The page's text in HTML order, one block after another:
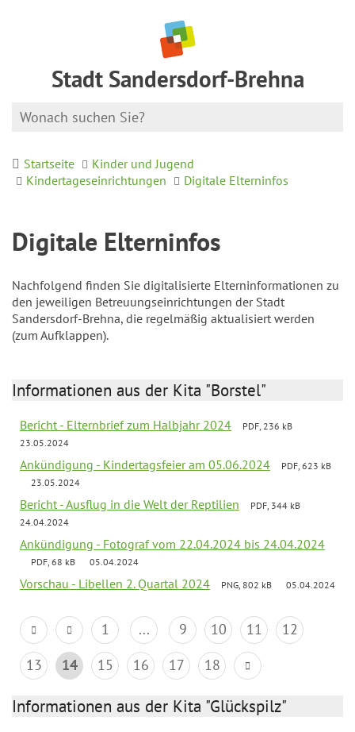
Stadt Sandersdorf-Brehna
Startseite
Kinder und Jugend
Kindertageseinrichtungen
Digitale Elterninfos
Digitale Elterninfos
Nachfolgend finden Sie digitalisierte Elterninformationen zu
den jeweiligen Betreuungseinrichtungen der Stadt
Sandersdorf-Brehna, die regelmäßig aktualisiert werden
(zum Aufklappen).
Informationen aus der Kita "Borstel"
Bericht - Elternbrief zum Halbjahr 2024
PDF, 236 kB
23.05.2024
Ankündigung - Kindertagsfeier am 05.06.2024
PDF, 623 kB
23.05.2024
Bericht - Ausflug in die Welt der Reptilien
PDF, 344 kB
24.04.2024
Ankündigung - Fotograf vom 22.04.2024 bis 24.04.2024
PDF, 68 kB 05.04.2024
Vorschau - Libellen 2. Quartal 2024 PNG, 802 kB 05.04.2024
1 ... 9 10 11
12
13
14 15 16 17 18
Informationen aus der Kita "Glückspilz"